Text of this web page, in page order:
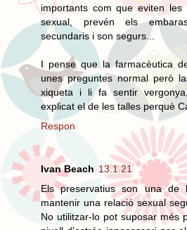
importants com que eviten les
sexual, prevén els
secundaris i son segurs...
I pense que la farmacèutica
unes preguntes normal però
xiqueta i li fa sentir
explicat el de les talles perquè
Respon
Ivan Beach 13.1.21
Els preservatius son una
mantenir una relació sexual
No utilitzar-lo pot suposar més